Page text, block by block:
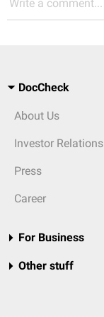
Write a comment...
DocCheck
About Us
Investor Relations
Press
Career
For Business
Other stuff